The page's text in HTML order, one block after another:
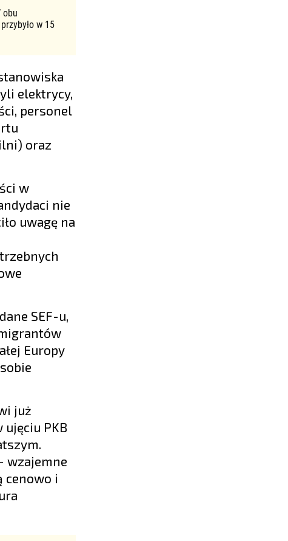
obu
w 15
elektrycy,
personel
oraz
w
nie
uwagę na
SEF-u,
Europy
już
PKB
wzajemne
cenowo i